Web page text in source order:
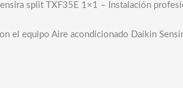
split TXF35E 1×1 – Instalación
el equipo Aire acondicionado Daikin